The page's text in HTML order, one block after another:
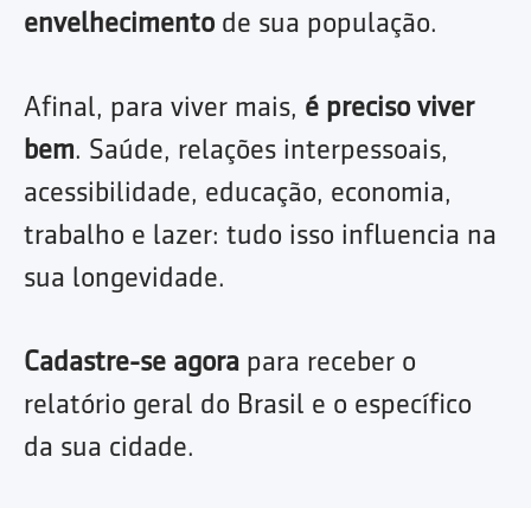
envelhecimento de sua população.
Afinal, para viver mais, é preciso viver
bem. Saúde, relações interpessoais,
acessibilidade, educação, economia,
trabalho e lazer: tudo isso influencia na
sua longevidade.
Cadastre-se agora para receber o
relatório geral do Brasil e o específico
da sua cidade.